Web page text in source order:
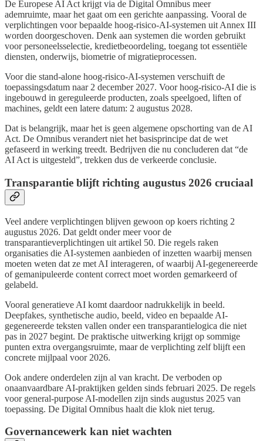
De Europese AI Act krijgt via de Digital Omnibus meer
ademruimte, maar het gaat om een gerichte aanpassing. Vooral de
verplichtingen voor bepaalde hoog-risico-AI-systemen uit Annex III
worden doorgeschoven. Denk aan systemen die worden gebruikt
voor personeelsselectie, kredietbeoordeling, toegang tot essentiële
diensten, onderwijs, biometrie of migratieprocessen.
Voor die stand-alone hoog-risico-AI-systemen verschuift de
toepassingsdatum naar 2 december 2027. Voor hoog-risico-AI die is
ingebouwd in gereguleerde producten, zoals speelgoed, liften of
machines, geldt een latere datum: 2 augustus 2028.
Dat is belangrijk, maar het is geen algemene opschorting van de AI
Act. De Omnibus verandert niet het basisprincipe dat de wet
gefaseerd in werking treedt. Bedrijven die nu concluderen dat “de
AI Act is uitgesteld”, trekken dus de verkeerde conclusie.
Transparantie blijft richting augustus 2026 cruciaal
Veel andere verplichtingen blijven gewoon op koers richting 2
augustus 2026. Dat geldt onder meer voor de
transparantieverplichtingen uit artikel 50. Die regels raken
organisaties die AI-systemen aanbieden of inzetten waarbij mensen
moeten weten dat ze met AI interageren, of waarbij AI-gegenereerde
of gemanipuleerde content correct moet worden gemarkeerd of
gelabeld.
Vooral generatieve AI komt daardoor nadrukkelijk in beeld.
Deepfakes, synthetische audio, beeld, video en bepaalde AI-
gegenereerde teksten vallen onder een transparantielogica die niet
pas in 2027 begint. De praktische uitwerking krijgt op sommige
punten extra overgangsruimte, maar de verplichting zelf blijft een
concrete mijlpaal voor 2026.
Ook andere onderdelen zijn al van kracht. De verboden op
onaanvaardbare AI-praktijken gelden sinds februari 2025. De regels
voor general-purpose AI-modellen zijn sinds augustus 2025 van
toepassing. De Digital Omnibus haalt die klok niet terug.
Governancewerk kan niet wachten